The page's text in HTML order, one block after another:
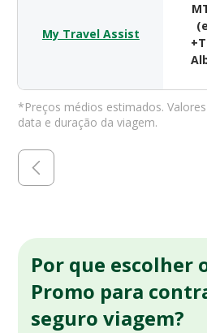
My Travel Assist
*Preços médios estimados.
data e duração da viagem.
Por que escolher
Promo para
seguro viagem?